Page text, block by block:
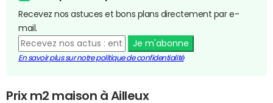
Recevez nos astuces et bons plans directement par e-
mail.
Je m'abonne
En savoir plus sur notre politique de confidentialité
Prix m2 maison à Ailleux